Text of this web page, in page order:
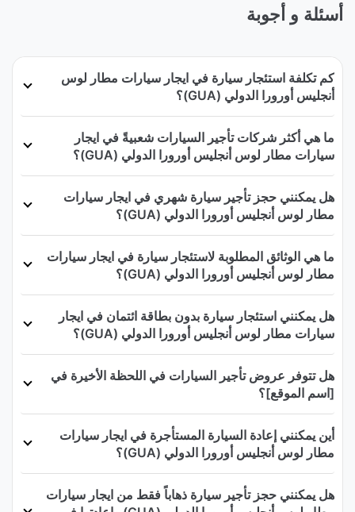
أسئلة و أجوبة
كم تكلفة استئجار سيارة في ايجار سيارات مطار لوس
أنجليس أورورا الدولي (GUA)؟
ما هي أكثر شركات تأجير السيارات شعبيةً في ايجار
سيارات مطار لوس أنجليس أورورا الدولي (GUA)؟
هل يمكنني حجز تأجير سيارة شهري في ايجار سيارات
مطار لوس أنجليس أورورا الدولي (GUA)؟
ما هي الوثائق المطلوبة لاستئجار سيارة في ايجار سيارات
مطار لوس أنجليس أورورا الدولي (GUA)؟
هل يمكنني استئجار سيارة بدون بطاقة ائتمان في ايجار
سيارات مطار لوس أنجليس أورورا الدولي (GUA)؟
هل تتوفر عروض تأجير السيارات في اللحظة الأخيرة في
[اسم الموقع]؟
أين يمكنني إعادة السيارة المستأجرة في ايجار سيارات
مطار لوس أنجليس أورورا الدولي (GUA)؟
هل يمكنني حجز تأجير سيارة ذهاباً فقط من ايجار سيارات